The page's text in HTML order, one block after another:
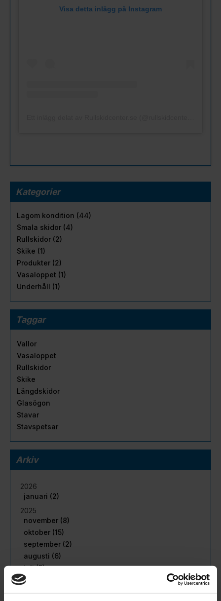
Visa detta inlägg på Instagram
Kategorier
Lagom kondition (44)
Smala skidor (4)
Rullskidor (2)
Skike (1)
Produkter (2)
Vasaloppet (1)
Underhåll (1)
Taggar
Vallor
Vasaloppet
Rullskidor
Skike
Längdskidor
Glasögon
Stavar
Stavspetsar
Arkiv
2026
januari (2)
2025
november (8)
oktober (15)
september (2)
augusti (6)
juli (5)
juni (11)
maj (16)